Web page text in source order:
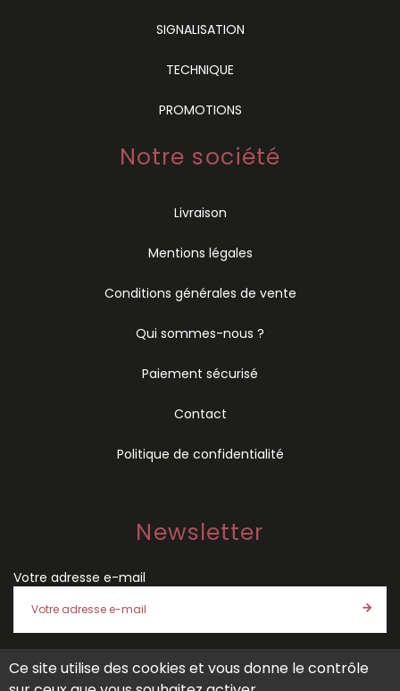
SIGNALISATION
TECHNIQUE
PROMOTIONS
Notre société
Livraison
Mentions légales
Conditions générales de vente
Qui sommes-nous ?
Paiement sécurisé
Contact
Politique de confidentialité
Newsletter
Votre adresse e-mail
J'accepte les conditions générales de venteet lapolitique
Ce site utilise des cookies et vous donne le contrôle